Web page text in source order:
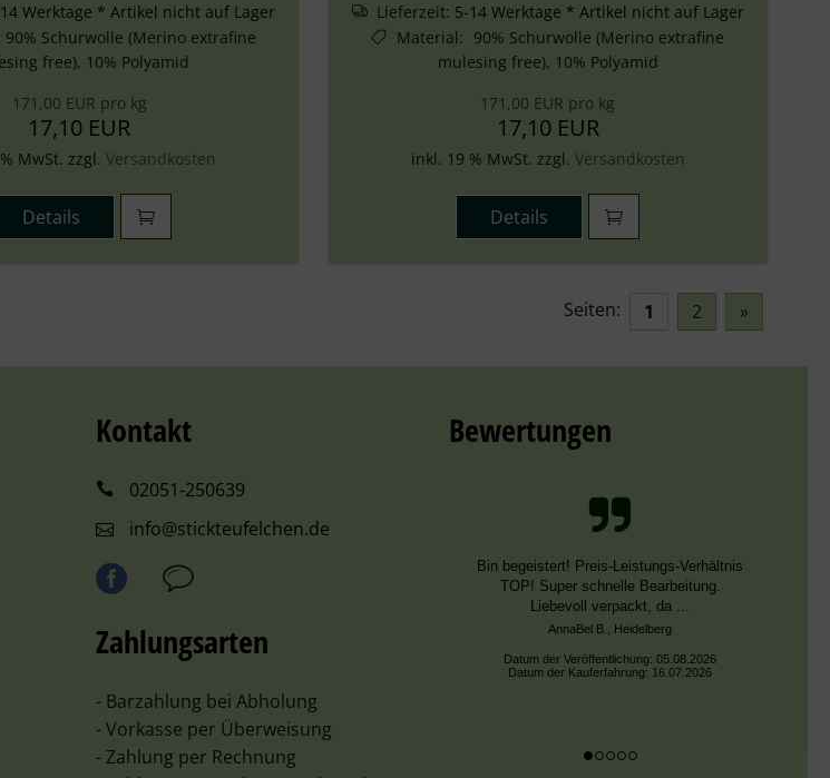
Werktage * Artikel nicht auf Lager
90% Schurwolle (Merino extrafine
free), 10% Polyamid
171,00 EUR pro kg
17,10 EUR
MwSt. zzgl.Versandkosten
Details
Lieferzeit: 5-14 Werktage * Artikel nicht auf Lager
Material: 90% Schurwolle (Merino extrafine
mulesing free), 10% Polyamid
171,00 EUR pro kg
17,10 EUR
inkl. 19 % MwSt. zzgl. Versandkosten
Details
Seiten: 1 2 »
Kontakt
02051-250639
info@stickteufelchen.de
Zahlungsarten
- Barzahlung bei Abholung
- Vorkasse per Überweisung
- Zahlung per Rechnung
Bewertungen
Schnelle Bearbeitung, nur leider falsche
Farben, die aber dieselben DMC Nummern
trugen.
Datum der Veröffentlichung: 02.08.2026
Datum der Kauferfahrung: 13.07.2026